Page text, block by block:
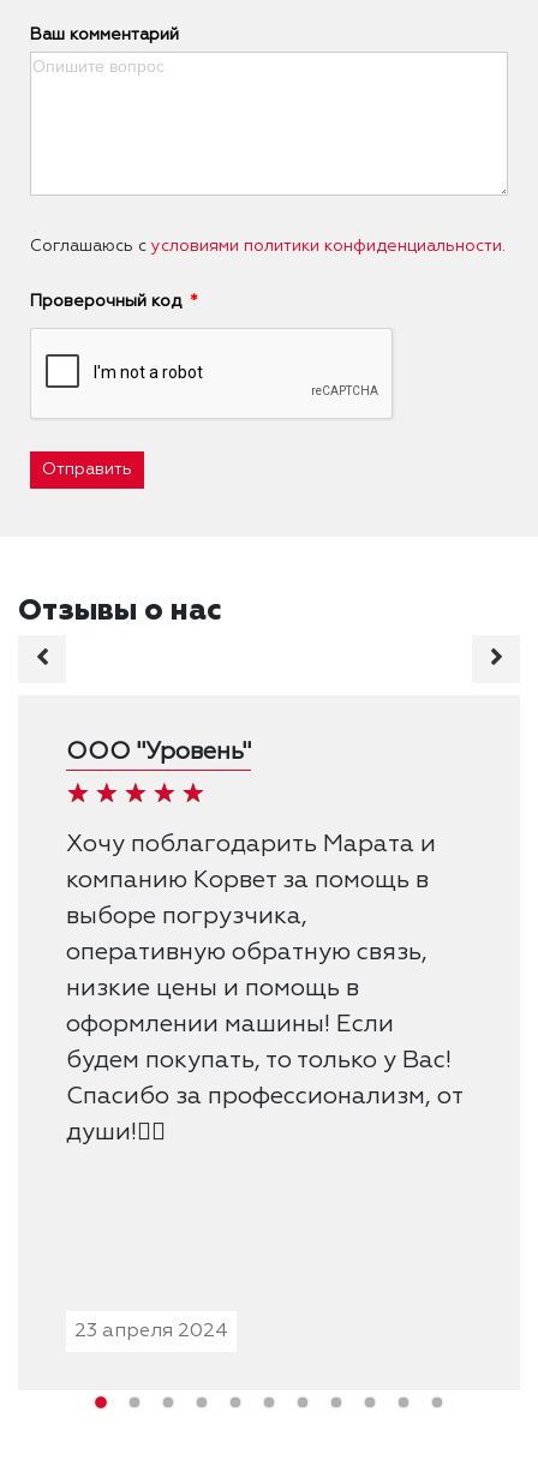
Ваш комментарий
Соглашаюсь с условиями политики конфиденциальности.
Проверочный код
Отправить
Отзывы о нас
ООО "Уровень"
Хочу поблагодарить Марата и
компанию Корвет за помощь в
выборе погрузчика,
оперативную обратную связь,
низкие цены и помощь в
оформлении машины! Если
будем покупать, то только у Вас!
Спасибо за профессионализм, от
души!👍🏻
23 апреля 2024